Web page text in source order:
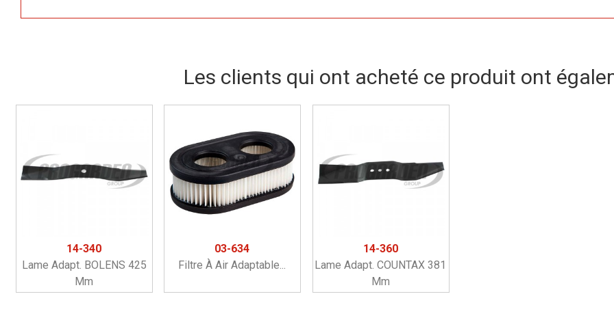
Les clients qui ont acheté ce produit ont
14-340
Lame Adapt. BOLENS 425
Mm
03-634
Filtre À Air Adaptable...
14-360
Lame Adapt. COUNTAX 381
Mm